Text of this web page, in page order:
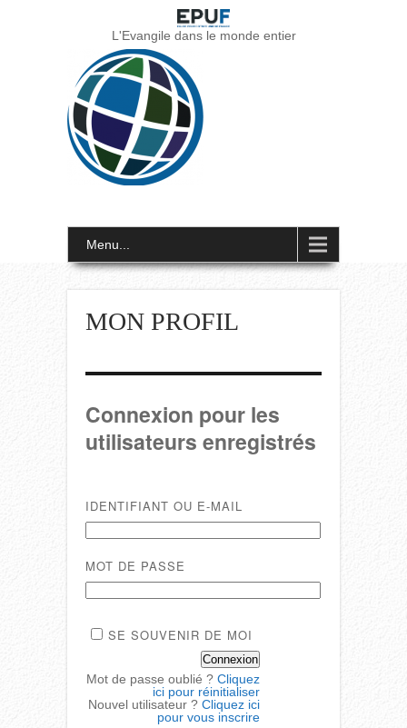
L'Evangile dans le monde entier
Menu...
MON PROFIL
Connexion pour les
utilisateurs enregistrés
IDENTIFIANT OU E-MAIL
MOT DE PASSE
SE SOUVENIR DE MOI
Mot de passe oublié ?Cliquez
ici pour réinitialiser
Nouvel utilisateur ?Cliquez ici
pour vous inscrire